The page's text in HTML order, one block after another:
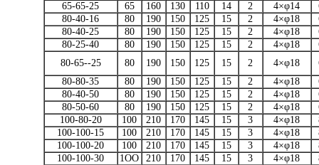
65-65-25
65 160 130 110 14 2 4×φ14
80-40-16
80 190 150 125 15 2 4×φ18
80-40-25
80 190 150 125 15 2 4×φ18
80-25-40
80 190 150 125 15 2 4×φ18
80-65--25
80 190 150 125 15 2 4×φ18
80-80-35
80 190 150 125 15 2 4×φ18
80-40-50
80 190 150 125 15 2 4×φ18
80-50-60
80 190 150 125 15 2 4×φ18
100-80-20
100 210 170 145 15 3 4×φ18
100-100-15
100 210 170 145 15 3 4×φ18
100-100-20
100 210 170 145 15 3 4×φ18
100-100-30
1OO 210 170 145 15 3 4×φ18